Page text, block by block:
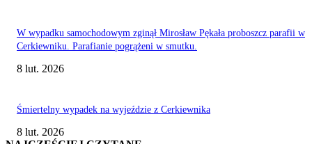
W wypadku samochodowym zginął Mirosław Pękała proboszcz parafii w
Cerkiewniku. Parafianie pogrążeni w smutku.
8 lut. 2026
Śmiertelny wypadek na wyjeździe z Cerkiewnika
8 lut. 2026